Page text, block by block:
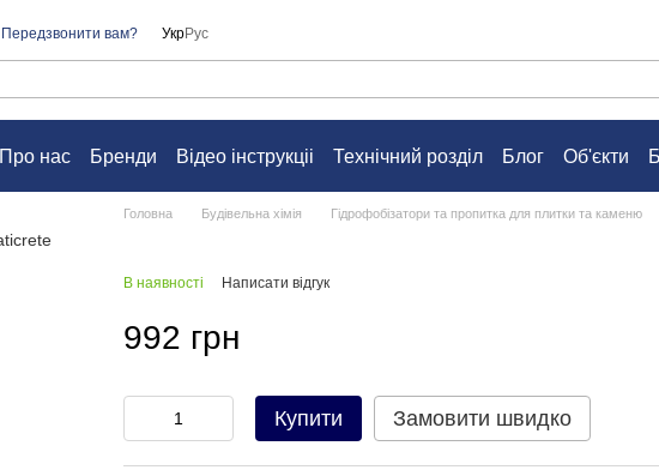
Передзвонити вам? УкрРус
Про нас Бренди Відео інструкціі Технічний розділ Блог Об'єкти
Головна Будівельна хімія Гідрофобізатори та пропитка для плитки та каменю
В наявності Написати відгук
992 грн
Купити Замовити швидко